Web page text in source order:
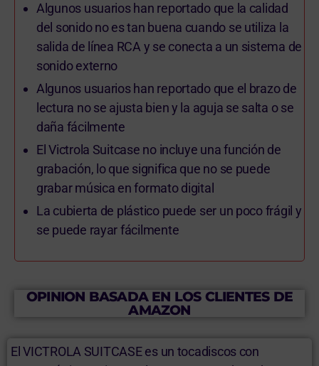
Algunos usuarios han reportado que la calidad
del sonido no es tan buena cuando se utiliza la
salida de línea RCA y se conecta a un sistema de
sonido externo
Algunos usuarios han reportado que el brazo de
lectura no se ajusta bien y la aguja se salta o se
daña fácilmente
El Victrola Suitcase no incluye una función de
grabación, lo que significa que no se puede
grabar música en formato digital
La cubierta de plástico puede ser un poco frágil y
se puede rayar fácilmente
OPINION BASADA EN LOS CLIENTES DE
AMAZON
El VICTROLA SUITCASE es un tocadiscos con